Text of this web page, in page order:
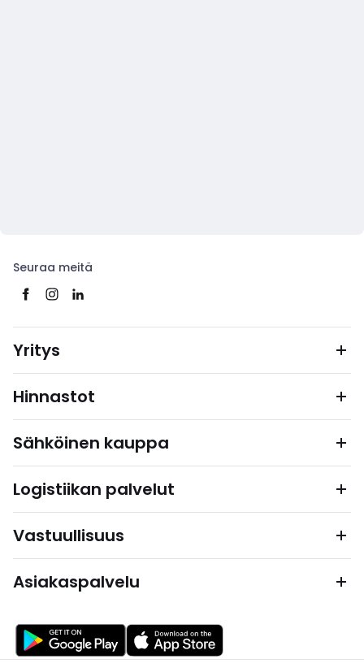
Seuraa meitä
Yritys
Hinnastot
Sähköinen kauppa
Logistiikan palvelut
Vastuullisuus
Asiakaspalvelu